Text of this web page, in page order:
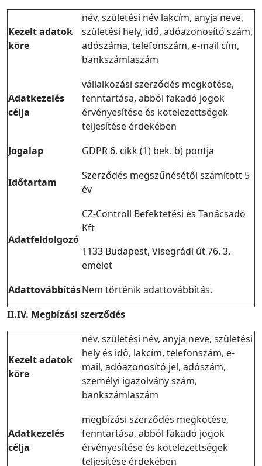
Kezelt adatok
köre
név, születési név lakcím, anyja neve,
születési hely, idő, adóazonosító szám,
adószáma, telefonszám, e-mail cím,
bankszámlaszám
Adatkezelés
célja
vállalkozási szerződés megkötése,
fenntartása, abból fakadó jogok
érvényesítése és kötelezettségek
teljesítése érdekében
Jogalap
GDPR 6. cikk (1) bek. b) pontja
Időtartam
Szerződés megszűnésétől számított 5
év
Adatfeldolgozó
CZ-Controll Befektetési és Tanácsadó
Kft
1133 Budapest, Visegrádi út 76. 3.
emelet
AdattovábbításNem történik adattovábbítás.
II.IV. Megbízási szerződés
Kezelt adatok
köre
név, születési név, anyja neve, születési
hely és idő, lakcím, telefonszám, e-
mail, adóazonosító jel, adószám,
személyi igazolvány szám,
bankszámlaszám
Adatkezelés
célja
megbízási szerződés megkötése,
fenntartása, abból fakadó jogok
érvényesítése és kötelezettségek
teljesítése érdekében